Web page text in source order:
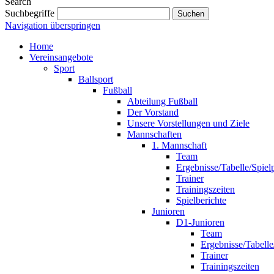
Suchbegriffe
Suchen
Navigation überspringen
Home
Vereinsangebote
Sport
Ballsport
Fußball
Abteilung Fußball
Der Vorstand
Unsere Vorstellungen und Ziele
Mannschaften
1. Mannschaft
Team
Ergebnisse/Tabelle/
Trainer
Trainingszeiten
Spielberichte
Junioren
D1-Junioren
Team
Ergebnisse/
Trainer
Trainingszeiten